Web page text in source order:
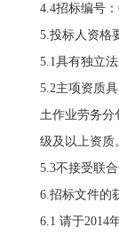
4.4招标编号：
5.投标人资格
5.1具有独立法
5.2主项资质
土作业劳务分
级及以上资质
5.3不接受联合
6.招标文件的
6.1 请于2014